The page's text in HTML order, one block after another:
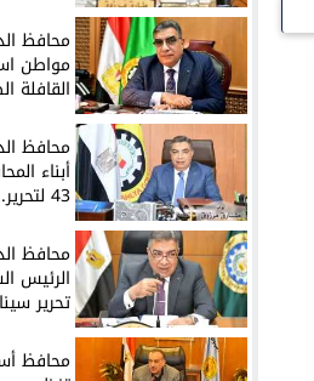
مواطن
القافلة
محافظ
أبناء
43 لتحرير...
محافظ
الرئيس
تحرير
محافظ